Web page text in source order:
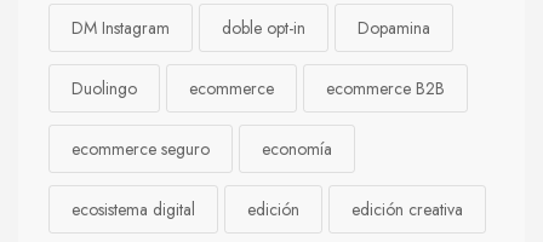
DM Instagram doble opt-in Dopamina
Duolingo ecommerce ecommerce B2B
ecommerce seguro economía
ecosistema digital edición edición creativa